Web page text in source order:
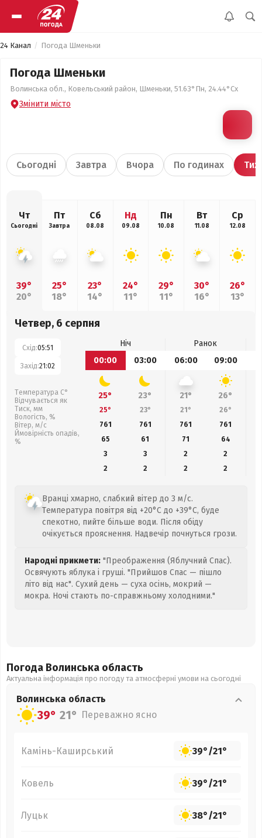
24 Канал Погода Шменьки
Погода Шменьки
Волинська обл., Ковельський район, Шменьки, 51.63°Пн, 24.44°Сх
Змінити місто
Сьогодні Завтра Вчора По годинах
Чт
Сьогодні
39°
20°
Пт
Завтра
25°
18°
Сб
08.08
23°
14°
Нд
09.08
24°
11°
Пн
10.08
29°
11°
Вт
11.08
30°
16°
Ср
12.08
26°
13°
Четвер, 6 серпня
Схід:05:51
Захід:21:02
Температура С°
Відчувається як
Тиск, мм
Вологість, %
Вітер, м/с
Ймовірність опадів,
%
Ніч
Ранок
00:00
03:00 06:00 09:00
25° 23° 21° 26°
25° 23° 21° 26°
761
761 761 761
65
61 71 64
3
3 2
2
2
2 2 2
Вранці хмарно, слабкий вітер до 3 м/с.
Температура повітря від +20°C до +39°C, буде
спекотно, пийте більше води. Після обіду
очікується прояснення. Надвечір почнуться грози.
Народні прикмети: "Преображення (Яблучний Спас).
Освячують яблука і груші. "Прийшов Спас — пішло
літо від нас". Сухий день — суха осінь, мокрий —
мокра. Ночі стають по-справжньому холодними."
Погода Волинська область
Актуальна інформація про погоду та атмосферні умови на сьогодні
Волинська область
39° 21° Переважно ясно
Камінь-Каширський 39°/21°
Ковель 39°/21°
Луцьк 38°/21°